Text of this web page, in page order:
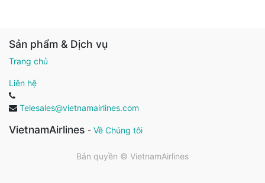
Sản phẩm & Dịch vụ
Trang chủ
Liên hệ
Telesales@vietnamairlines.com
VietnamAirlines - Về Chúng tôi
Bản quyền © VietnamAirlines